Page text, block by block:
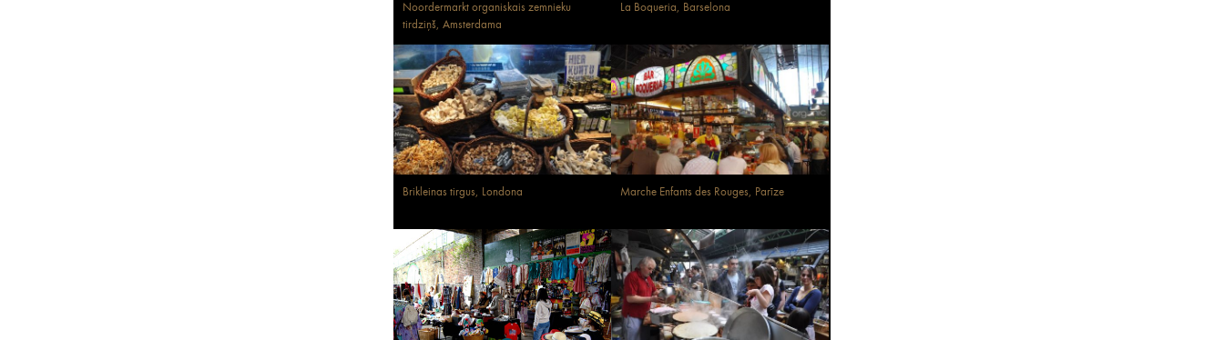
Noordermarkt organiskais zemnieku
tirdziņš, Amsterdama
La Boqueria, Barselona
Brikleinas tirgus, Londona Marche Enfants des Rouges, Parīze